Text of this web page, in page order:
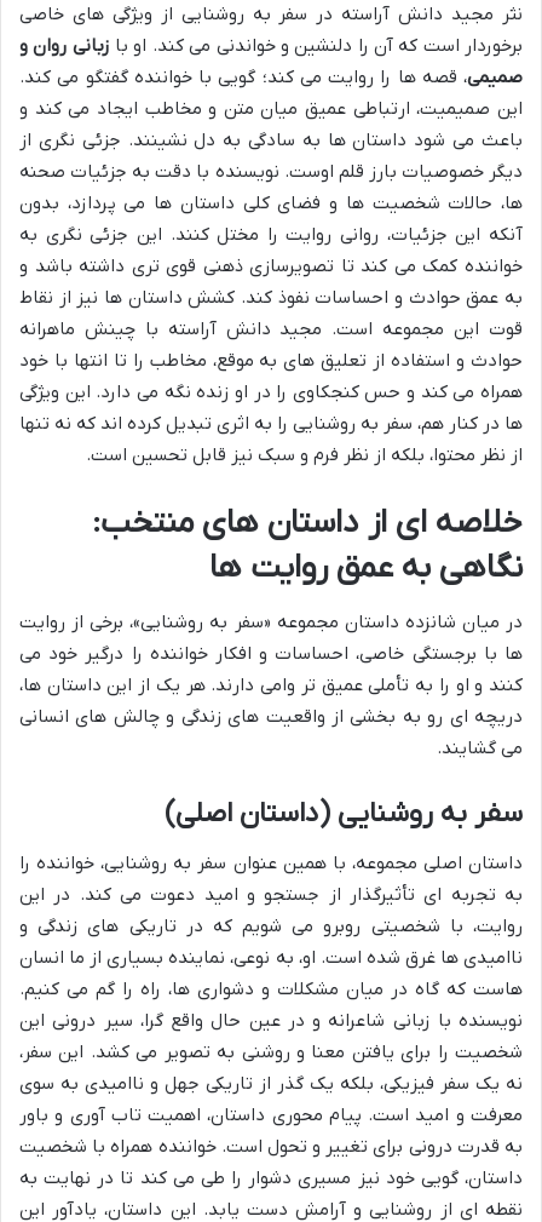
نثر مجید دانش آراسته در سفر به روشنایی از ویژگی های خاصی
برخوردار است که آن را دلنشین و خواندنی می کند. او با زبانی روان و
صمیمی، قصه ها را روایت می کند؛ گویی با خواننده گفتگو می کند.
این صمیمیت، ارتباطی عمیق میان متن و مخاطب ایجاد می کند و
باعث می شود داستان ها به سادگی به دل نشینند. جزئی نگری از
دیگر خصوصیات بارز قلم اوست. نویسنده با دقت به جزئیات صحنه
ها، حالات شخصیت ها و فضای کلی داستان ها می پردازد، بدون
آنکه این جزئیات، روانی روایت را مختل کنند. این جزئی نگری به
خواننده کمک می کند تا تصویرسازی ذهنی قوی تری داشته باشد و
به عمق حوادث و احساسات نفوذ کند. کشش داستان ها نیز از نقاط
قوت این مجموعه است. مجید دانش آراسته با چینش ماهرانه
حوادث و استفاده از تعلیق های به موقع، مخاطب را تا انتها با خود
همراه می کند و حس کنجکاوی را در او زنده نگه می دارد. این ویژگی
ها در کنار هم، سفر به روشنایی را به اثری تبدیل کرده اند که نه تنها
از نظر محتوا، بلکه از نظر فرم و سبک نیز قابل تحسین است.
خلاصه ای از داستان های منتخب:
نگاهی به عمق روایت ها
در میان شانزده داستان مجموعه «سفر به روشنایی»، برخی از روایت
ها با برجستگی خاصی، احساسات و افکار خواننده را درگیر خود می
کنند و او را به تأملی عمیق تر وامی دارند. هر یک از این داستان ها،
دریچه ای رو به بخشی از واقعیت های زندگی و چالش های انسانی
می گشایند.
سفر به روشنایی (داستان اصلی)
داستان اصلی مجموعه، با همین عنوان سفر به روشنایی، خواننده را
به تجربه ای تأثیرگذار از جستجو و امید دعوت می کند. در این
روایت، با شخصیتی روبرو می شویم که در تاریکی های زندگی و
ناامیدی ها غرق شده است. او، به نوعی، نماینده بسیاری از ما انسان
هاست که گاه در میان مشکلات و دشواری ها، راه را گم می کنیم.
نویسنده با زبانی شاعرانه و در عین حال واقع گرا، سیر درونی این
شخصیت را برای یافتن معنا و روشنی به تصویر می کشد. این سفر،
نه یک سفر فیزیکی، بلکه یک گذر از تاریکی جهل و ناامیدی به سوی
معرفت و امید است. پیام محوری داستان، اهمیت تاب آوری و باور
به قدرت درونی برای تغییر و تحول است. خواننده همراه با شخصیت
داستان، گویی خود نیز مسیری دشوار را طی می کند تا در نهایت به
نقطه ای از روشنایی و آرامش دست یابد. این داستان، یادآور این